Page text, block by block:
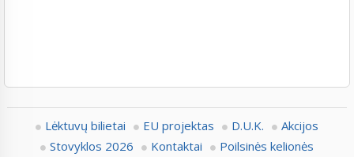
Lėktuvų bilietai EU projektas D.U.K.
Akcijos
Stovyklos 2026
Kontaktai
Poilsinės kelionės